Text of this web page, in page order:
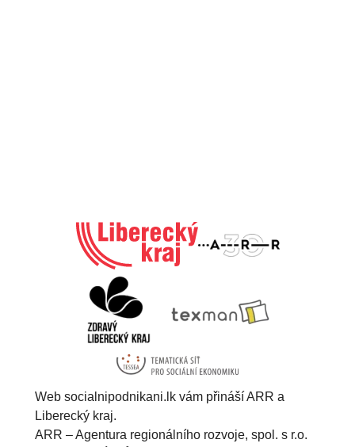
Web socialnipodnikani.lk vám přináší ARR a
Liberecký kraj.
ARR – Agentura regionálního rozvoje, spol. s r.o.